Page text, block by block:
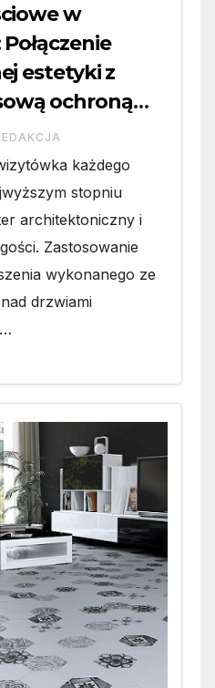
w
estetyki z
ochroną
każdego
stopniu
architektoniczny i
Zastosowanie
wykonanego ze
drzwiami